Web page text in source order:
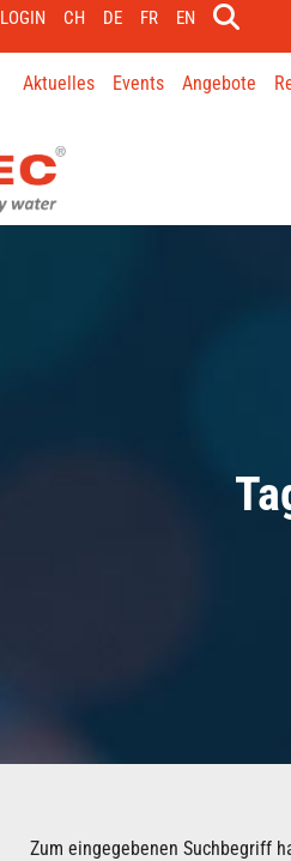
LOGIN CH DE FR EN
Aktuelles Events Angebote
Zum eingegebenen Suchbegriff